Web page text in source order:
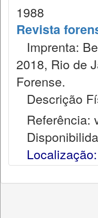
1988
Revista
Imprenta:
2018, Rio de
Forense.
Descrição
Referência:
Localização: